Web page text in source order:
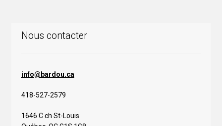
Nous contacter
info@bardou.ca
418-527-2579
1646 C ch St-Louis